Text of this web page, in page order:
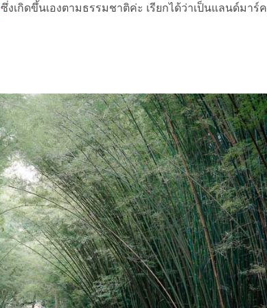
ซึ่งเกิดขึ้นเองตามธรรมชาติค่ะ เรียกได้ว่าเป็นแลนด์มาร์ค